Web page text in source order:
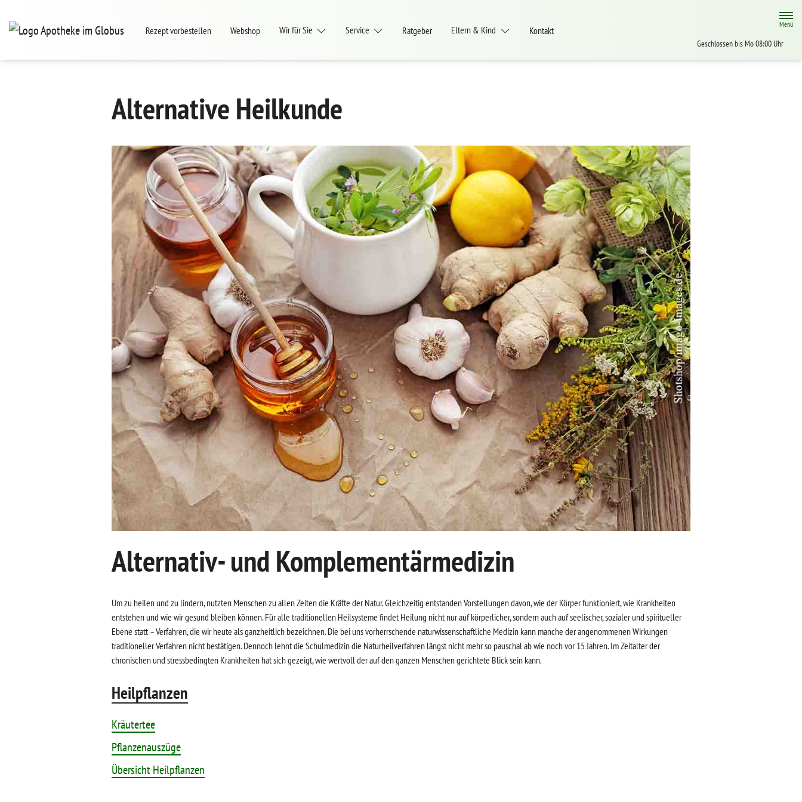
Rezept vorbestellen
Webshop Wir für Sie Service Ratgeber Eltern & Kind Kontakt
Menü
Geschlossen bis Mo 08:00 Uhr
Alternative Heilkunde
Alternativ- und Komplementärmedizin
Um zu heilen und zu lindern, nutzten Menschen zu allen Zeiten die Kräfte der Natur. Gleichzeitig entstanden Vorstellungen davon, wie der Körper funktioniert, wie Krankheiten
entstehen und wie wir gesund bleiben können. Für alle traditionellen Heilsysteme findet Heilung nicht nur auf körperlicher, sondern auch auf seelischer, sozialer und spiritueller
Ebene statt – Verfahren, die wir heute als ganzheitlich bezeichnen. Die bei uns vorherrschende naturwissenschaftliche Medizin kann manche der angenommenen Wirkungen
traditioneller Verfahren nicht bestätigen. Dennoch lehnt die Schulmedizin die Naturheilverfahren längst nicht mehr so pauschal ab wie noch vor 15 Jahren. Im Zeitalter der
chronischen und stressbedingten Krankheiten hat sich gezeigt, wie wertvoll der auf den ganzen Menschen gerichtete Blick sein kann.
Heilpflanzen
Kräutertee
Pflanzenauszüge
Übersicht Heilpflanzen